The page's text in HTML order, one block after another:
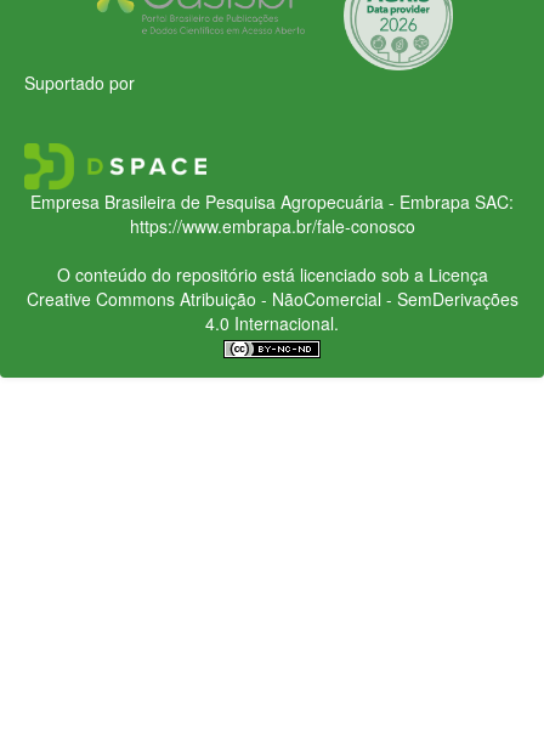
Suportado por
Empresa Brasileira de Pesquisa Agropecuária - Embrapa SAC:
https://www.embrapa.br/fale-conosco
O conteúdo do repositório está licenciado sob a Licença
Creative CommonsAtribuição - NãoComercial - SemDerivações
4.0 Internacional.